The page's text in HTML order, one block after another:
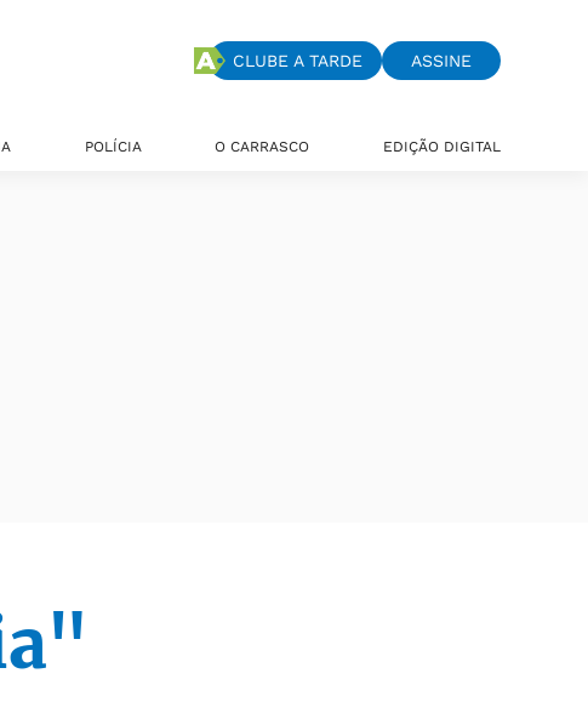
CLUBE A TARDE ASSINE
POLÍCIA O CARRASCO EDIÇÃO DIGITAL